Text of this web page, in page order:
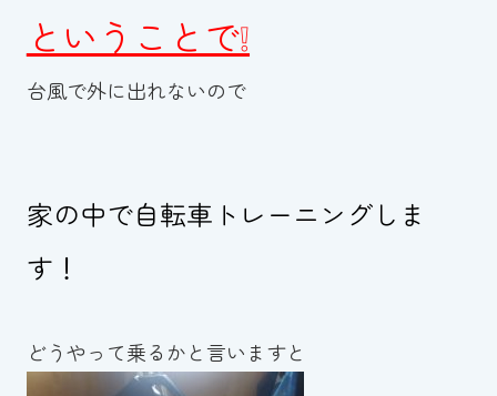
ということで❕
台風で外に出れないので
家の中で自転車トレーニングしま
す！
どうやって乗るかと言いますと